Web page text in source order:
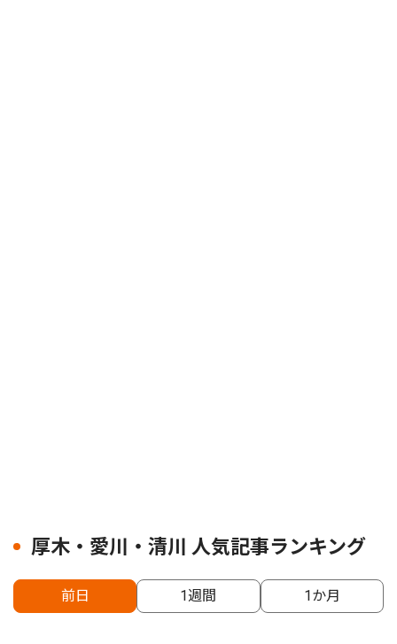
厚木・愛川・清川 人気記事ランキング
前日 1週間 1か月